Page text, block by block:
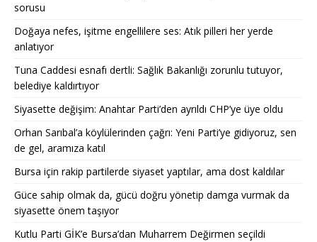
sorusu
Doğaya nefes, işitme engellilere ses: Atık pilleri her yerde
anlatıyor
Tuna Caddesi esnafı dertli: Sağlık Bakanlığı zorunlu tutuyor,
belediye kaldırtıyor
Siyasette değişim: Anahtar Parti’den ayrıldı CHP’ye üye oldu
Orhan Sarıbal’a köylülerinden çağrı: Yeni Parti’ye gidiyoruz, sen
de gel, aramıza katıl
Bursa için rakip partilerde siyaset yaptılar, ama dost kaldılar
Güce sahip olmak da, gücü doğru yönetip damga vurmak da
siyasette önem taşıyor
Kutlu Parti GİK’e Bursa’dan Muharrem Değirmen seçildi